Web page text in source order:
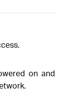
on and